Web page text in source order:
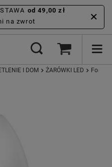
od 49,00 zł
na zwrot
I DOM ŻARÓWKI LED